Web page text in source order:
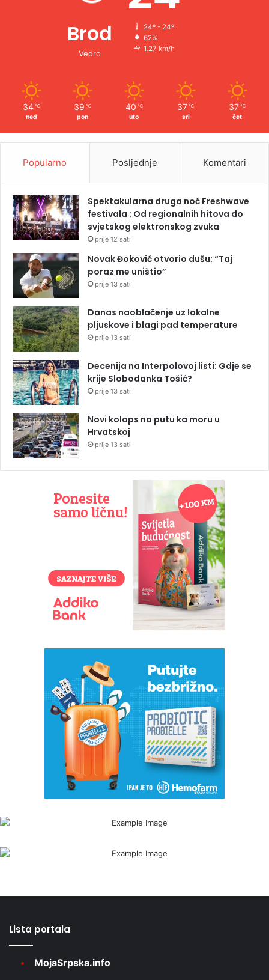
Brod
Vedro
24º - 24º
62%
1.27 km/h
34 ℃
ned
39 ℃
pon
40 ℃
uto
37 ℃
sri
37 ℃
čet
Popularno Posljednje Komentari
Spektakularna druga noć Freshwave
festivala : Od regionalnih hitova do
svjetskog elektronskog zvuka
prije 12 sati
Novak Đoković otvorio dušu: “Taj
poraz me uništio”
prije 13 sati
Danas naoblačenje uz lokalne
pljuskove i blagi pad temperature
prije 13 sati
Decenija na Interpolovoj listi: Gdje se
krije Slobodanka Tošić?
prije 13 sati
Novi kolaps na putu ka moru u
Hrvatskoj
prije 13 sati
Lista portala
MojaSrpska.info